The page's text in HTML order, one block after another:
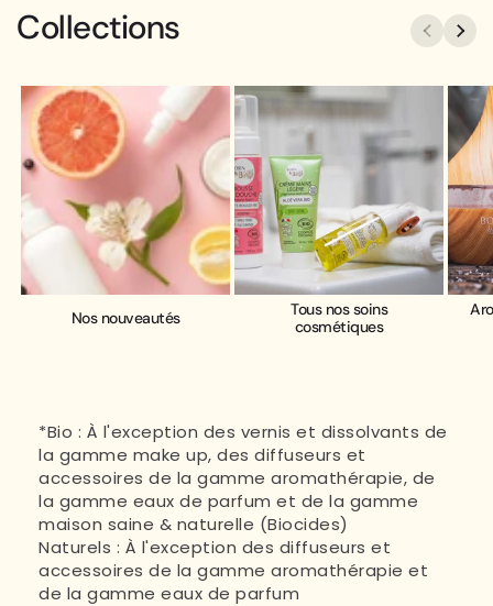
Collections
Nos nouveautés
Tous nos soins
cosmétiques
*Bio : À l'exception des vernis et dissolvants de
la gamme make up, des diffuseurs et
accessoires de la gamme aromathérapie, de
la gamme eaux de parfum et de la gamme
maison saine & naturelle (Biocides)
Naturels : À l'exception des diffuseurs et
accessoires de la gamme aromathérapie et
de la gamme eaux de parfum